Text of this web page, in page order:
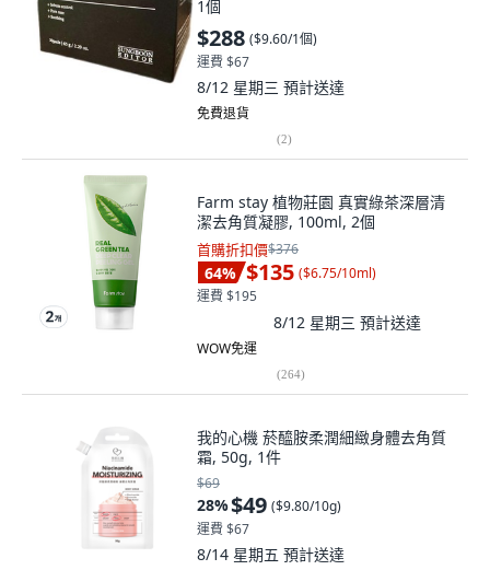
1個
$288 ($9.60/1個)
運費 $67
8/12 星期三 預計送達
免費退貨
(2)
Farm stay 植物莊園 真實綠茶深層清
潔去角質凝膠, 100ml, 2個
首購折扣價$376
64% $135 ($6.75/10ml)
運費 $195
8/12 星期三 預計送達
WOW免運
(264)
我的心機 菸醯胺柔潤細緻身體去角質
霜, 50g, 1件
$69
28%$49 ($9.80/10g)
運費 $67
8/14 星期五 預計送達